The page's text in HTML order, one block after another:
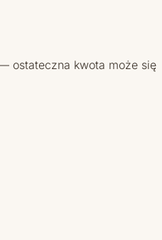
ostateczna kwota może się